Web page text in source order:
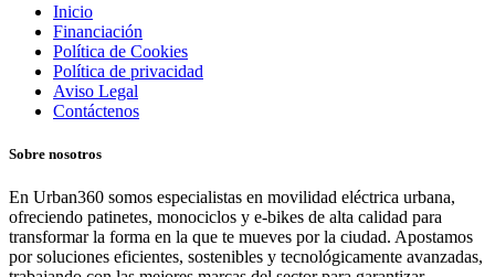
Inicio
Financiación
Política de Cookies
Política de privacidad
Aviso Legal
Contáctenos
Sobre nosotros
En Urban360 somos especialistas en movilidad eléctrica urbana,
ofreciendo patinetes, monociclos y e-bikes de alta calidad para
transformar la forma en la que te mueves por la ciudad. Apostamos
por soluciones eficientes, sostenibles y tecnológicamente avanzadas,